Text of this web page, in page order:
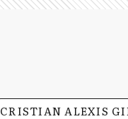
CRISTIAN ALEXIS